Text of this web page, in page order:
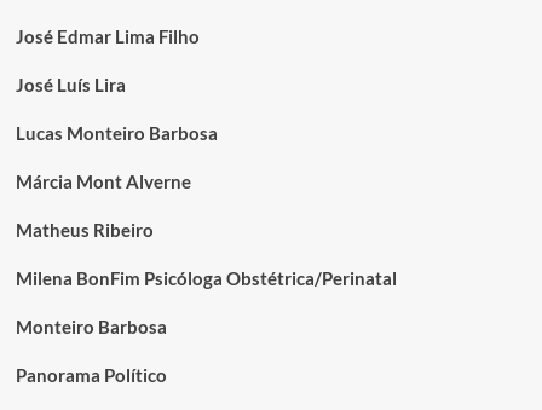
José Edmar Lima Filho
José Luís Lira
Lucas Monteiro Barbosa
Márcia Mont Alverne
Matheus Ribeiro
Milena BonFim Psicóloga Obstétrica/Perinatal
Monteiro Barbosa
Panorama Político